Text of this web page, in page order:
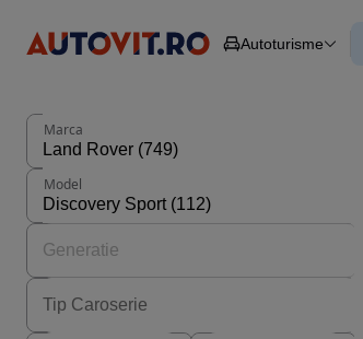
Autoturisme
Autoturisme
Marca
Model